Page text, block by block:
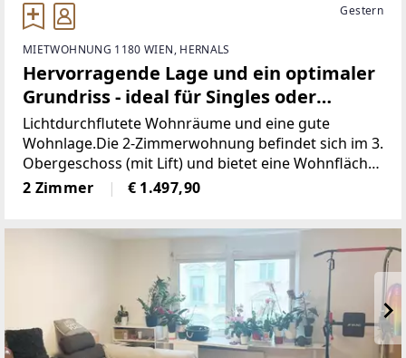
Gestern
MIETWOHNUNG 1180 WIEN, HERNALS
Hervorragende Lage und ein optimaler
Grundriss - ideal für Singles oder
Pärchen!
Lichtdurchflutete Wohnräume und eine gute
Wohnlage.Die 2-Zimmerwohnung befindet sich im 3.
Obergeschoss (mit Lift) und bietet eine Wohnfläche
von ca. 68 m².Raumaufteilung:- Wohnraum- Küche-
Zimmer mit (Abstell-)Schrankraum-
2 Zimmer € 1.497,90